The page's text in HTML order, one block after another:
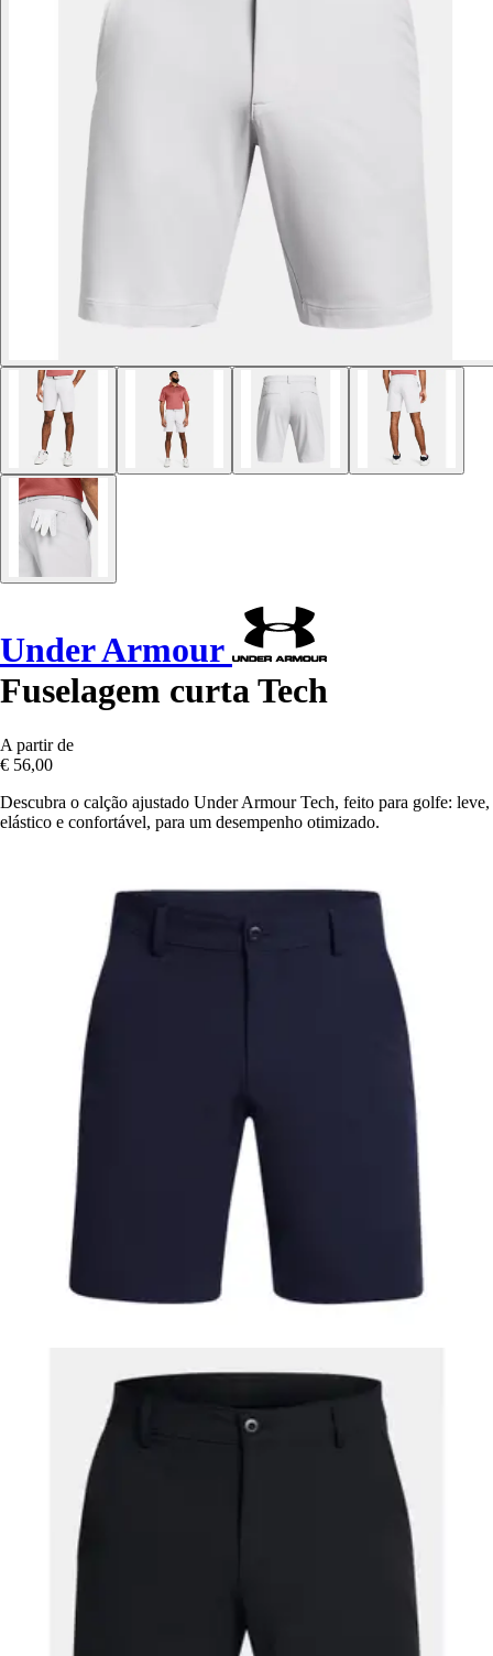
Under Armour
Fuselagem curta Tech
A partir de
€ 56,00
Descubra o calção ajustado Under Armour Tech, feito para golfe: leve,
elástico e confortável, para um desempenho otimizado.